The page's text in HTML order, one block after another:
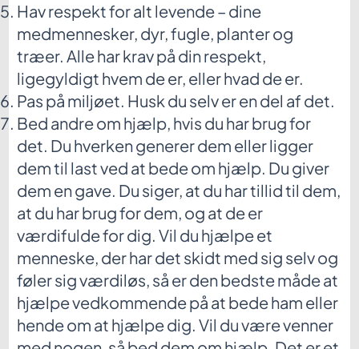
Hav respekt for alt levende – dine
medmennesker, dyr, fugle, planter og
træer. Alle har krav på din respekt,
ligegyldigt hvem de er, eller hvad de er.
Pas på miljøet. Husk du selv er en del af det.
Bed andre om hjælp, hvis du har brug for
det. Du hverken generer dem eller ligger
dem til last ved at bede om hjælp. Du giver
dem en gave. Du siger, at du har tillid til dem,
at du har brug for dem, og at de er
værdifulde for dig. Vil du hjælpe et
menneske, der har det skidt med sig selv og
føler sig værdiløs, så er den bedste måde at
hjælpe vedkommende på at bede ham eller
hende om at hjælpe dig. Vil du være venner